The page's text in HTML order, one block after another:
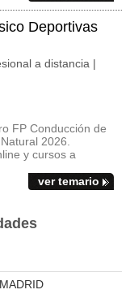
Deportivas
a distancia |
FP Conducción de
2026.
y cursos a
ver temario